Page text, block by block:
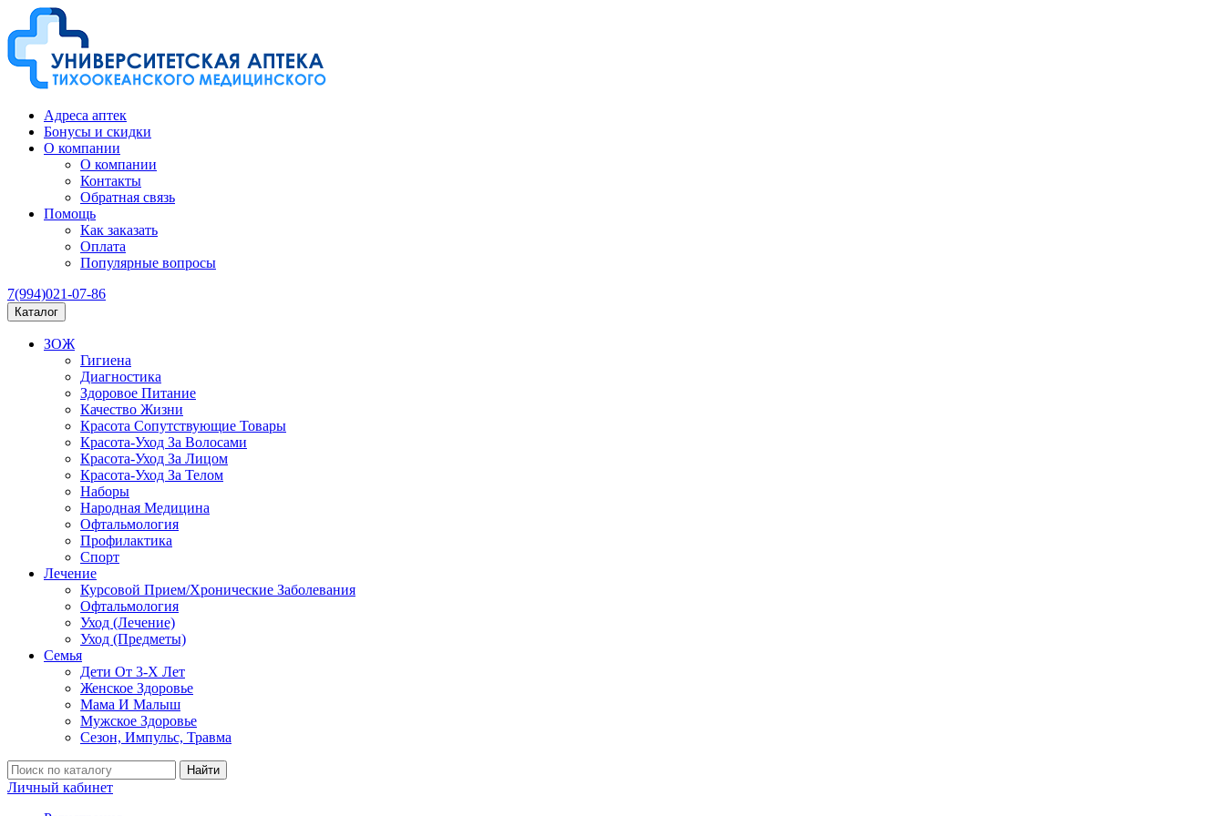
Адреса аптек
Бонусы и скидки
О компании
О компании
Контакты
Обратная связь
Помощь
Как заказать
Оплата
Популярные вопросы
7(994)021-07-86
Каталог
ЗОЖ
Гигиена
Диагностика
Здоровое Питание
Качество Жизни
Красота Сопутствующие Товары
Красота-Уход За Волосами
Красота-Уход За Лицом
Красота-Уход За Телом
Наборы
Народная Медицина
Офтальмология
Профилактика
Спорт
Лечение
Курсовой Прием/Хронические Заболевания
Офтальмология
Уход (Лечение)
Уход (Предметы)
Семья
Дети От 3-Х Лет
Женское Здоровье
Мама И Малыш
Мужское Здоровье
Сезон, Импульс, Травма
Найти
Личный кабинет